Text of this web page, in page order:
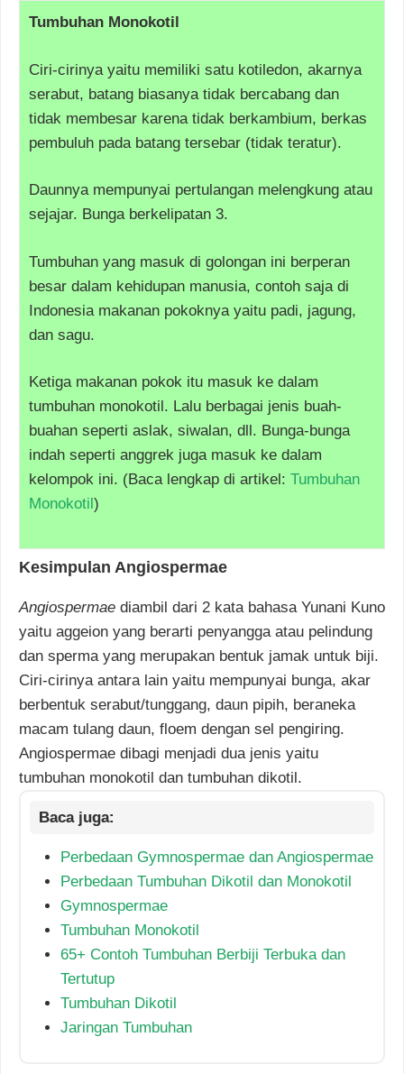
Tumbuhan Monokotil
Ciri-cirinya yaitu memiliki satu kotiledon, akarnya
serabut, batang biasanya tidak bercabang dan
tidak membesar karena tidak berkambium, berkas
pembuluh pada batang tersebar (tidak teratur).
Daunnya mempunyai pertulangan melengkung atau
sejajar. Bunga berkelipatan 3.
Tumbuhan yang masuk di golongan ini berperan
besar dalam kehidupan manusia, contoh saja di
Indonesia makanan pokoknya yaitu padi, jagung,
dan sagu.
Ketiga makanan pokok itu masuk ke dalam
tumbuhan monokotil. Lalu berbagai jenis buah-
buahan seperti aslak, siwalan, dll. Bunga-bunga
indah seperti anggrek juga masuk ke dalam
kelompok ini. (Baca lengkap di artikel: Tumbuhan
Monokotil)
Kesimpulan Angiospermae
Angiospermae diambil dari 2 kata bahasa Yunani Kuno
yaitu aggeion yang berarti penyangga atau pelindung
dan sperma yang merupakan bentuk jamak untuk biji.
Ciri-cirinya antara lain yaitu mempunyai bunga, akar
berbentuk serabut/tunggang, daun pipih, beraneka
macam tulang daun, floem dengan sel pengiring.
Angiospermae dibagi menjadi dua jenis yaitu
tumbuhan monokotil dan tumbuhan dikotil.
Perbedaan Gymnospermae dan Angiospermae
Perbedaan Tumbuhan Dikotil dan Monokotil
Gymnospermae
Tumbuhan Monokotil
65+ Contoh Tumbuhan Berbiji Terbuka dan
Tertutup
Tumbuhan Dikotil
Jaringan Tumbuhan